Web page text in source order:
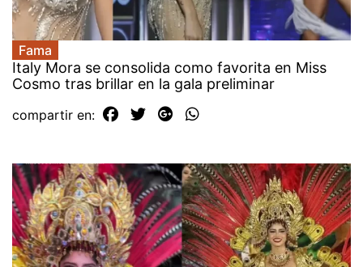
Fama
Italy Mora se consolida como favorita en Miss
Cosmo tras brillar en la gala preliminar
compartir en: